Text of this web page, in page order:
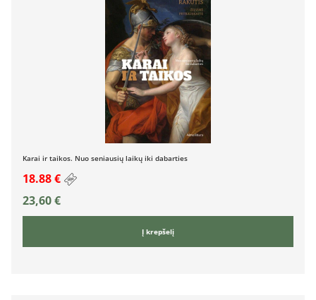
Karai ir taikos. Nuo seniausių laikų iki dabarties
18.88 €
23,60€
Į krepšelį